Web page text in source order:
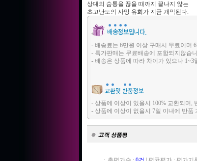
상대의 숨통을 끊을 때까지 끝나지 않는
초고난도의 사망 유희가 지금 개막된다.
- 배송료는 6만원 이상 구매시 무료이며
- 특가판매는 무료배송에 포함되지않습
- 배송은 상품에 따라 차이가 있으나 1~3
- 상품에 이상이 있을시 100% 교환되며,
- 상품에 이상이 없을시 7일 이내에 반품